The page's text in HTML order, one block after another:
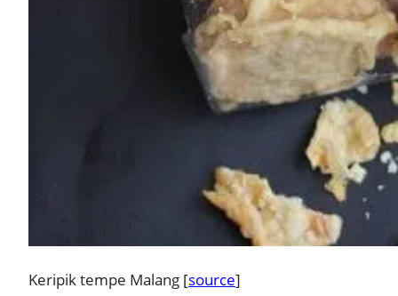
Keripik tempe Malang [source]